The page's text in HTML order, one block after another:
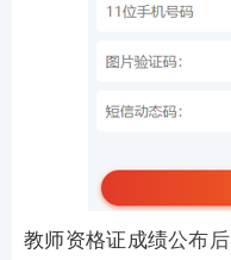
教师资格证成绩公布